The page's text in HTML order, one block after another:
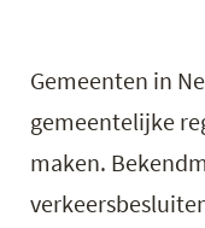
Gemeenten in
gemeentelijke
maken.